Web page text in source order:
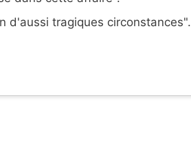
d'aussi tragiques circonstances".